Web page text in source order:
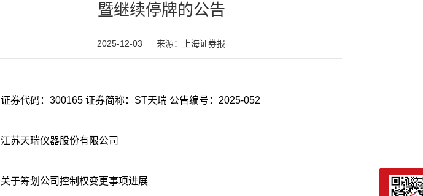
暨继续停牌的公告
2025-12-03 来源：上海证券报
证券代码：300165 证券简称：ST天瑞 公告编号：2025-052
江苏天瑞仪器股份有限公司
关于筹划公司控制权变更事项进展